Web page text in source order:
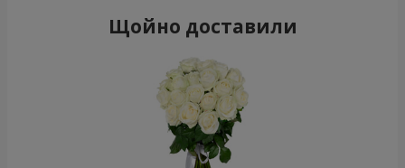
Щойно доставили